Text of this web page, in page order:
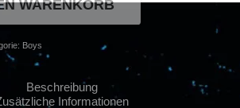
WARENKORB
Boys
Beschreibung
Informationen